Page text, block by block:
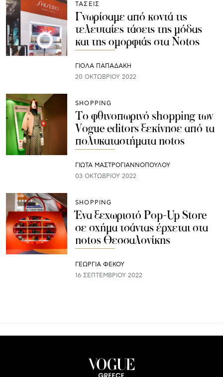
ΤΑΣΕΙΣ
Γνωρίσαμε από κοντά τις
τελευταίες τάσεις της μόδας
και της ομορφιάς στα Notos
ΓΙΌΛΑ ΠΑΠΑΔΆΚΗ
20 ΟΚΤΩΒΡΊΟΥ 2022
SHOPPING
Το φθινοπωρινό shopping των
Vogue editors ξεκίνησε από τα
πολυκαταστήματα notos
ΓΙΩΤΑ ΜΑΣΤΡΟΓΙΑΝΝΟΠΟΥΛΟΥ
03 ΟΚΤΩΒΡΊΟΥ 2022
SHOPPING
Ένα ξεχωριστό Pop-Up Store
σε σχήμα τσάντας έρχεται στα
notos Θεσσαλονίκης
ΓΕΩΡΓΙΑ ΦΕΚΟΥ
16 ΣΕΠΤΕΜΒΡΊΟΥ 2022